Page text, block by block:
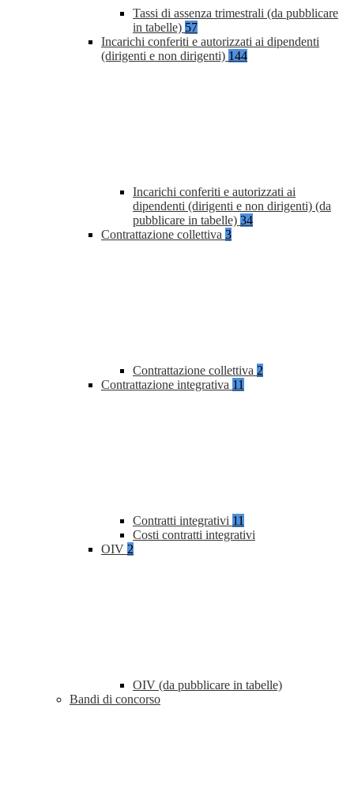
Tassi di assenza trimestrali (da pubblicare
in tabelle) 57
Incarichi conferiti e autorizzati ai dipendenti
(dirigenti e non dirigenti) 144
Incarichi conferiti e autorizzati ai
dipendenti (dirigenti e non dirigenti) (da
pubblicare in tabelle) 34
Contrattazione collettiva 3
Contrattazione collettiva 2
Contrattazione integrativa 11
Contratti integrativi 11
Costi contratti integrativi
OIV 2
OIV (da pubblicare in tabelle)
Bandi di concorso